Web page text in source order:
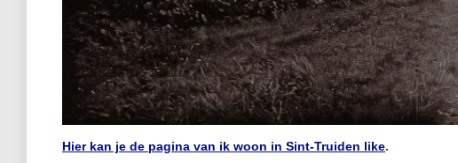
Hier kan je de pagina van ik woon in Sint-Truiden like.